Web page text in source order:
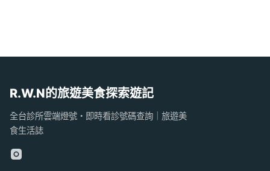
R.W.N的旅遊美食探索遊記
全台診所雲端燈號・即時看診號碼查詢｜旅遊美
食生活誌